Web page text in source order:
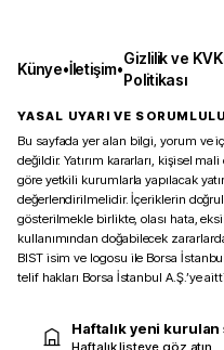
Künye•İletişim•
Gizlilik ve
Politikası
YASAL UYARI VE
Bu sayfada yer alan bilgi, yorum ve
değildir. Yatırım kararları, kişisel
göre yetkili kurumlarla yapılacak
değerlendirilmelidir. İçeriklerin
gösterilmekle birlikte, olası hata,
kullanımından doğabilecek
BIST isim ve logosu ile Borsa
telif hakları Borsa İstanbul A.Ş.’ye
Haftalık yeni
Haftalık listeye göz atın